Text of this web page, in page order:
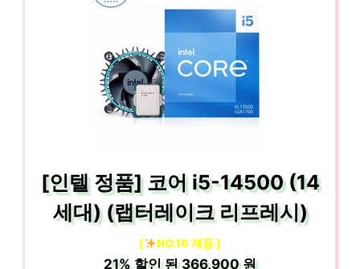
[인텔 정품] 코어 i5-14500 (14
세대) (랩터레이크 리프레시)
[ NO.10 제품 ]
21%할인 된366,900 원